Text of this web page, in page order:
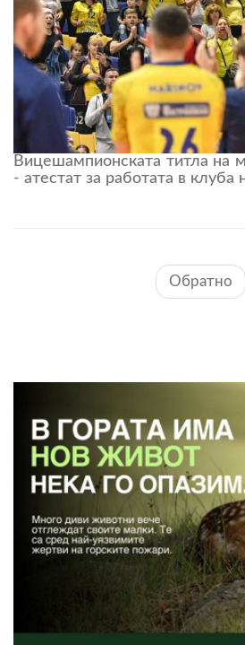
Вицешампионската титла на
- атестат за работата в клуба
Обратно